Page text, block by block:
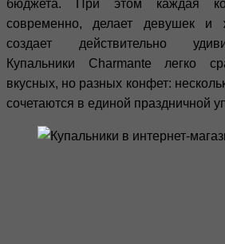
бюджета. При этом каждая
современно, делает девушек и
создает действительно
Купальники Charmante легко
вкусных, но разных конфет:
сочетаются в единой праздничной